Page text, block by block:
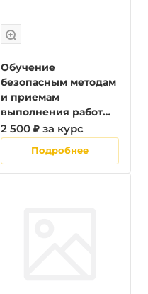
подразделениях
Обучение
безопасным методам
и приемам
выполнения работ
повышенной
опасности
2 500 ₽ за курс
Подробнее